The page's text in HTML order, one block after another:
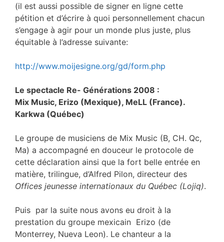
(il est aussi possible de signer en ligne cette
pétition et d’écrire à quoi personnellement chacun
s’engage à agir pour un monde plus juste, plus
équitable à l’adresse suivante:
http://www.moijesigne.org/gd/form.php
Le spectacle Re- Générations 2008 :
Mix Music, Erizo (Mexique), MeLL (France).
Karkwa (Québec)
Le groupe de musiciens de Mix Music (B, CH. Qc,
Ma) a accompagné en douceur le protocole de
cette déclaration ainsi que la fort belle entrée en
matière, trilingue, d’Alfred Pilon, directeur des
Offices jeunesse internationaux du Québec (Lojiq).
Puis par la suite nous avons eu droit à la
prestation du groupe mexicain Erizo (de
Monterrey, Nueva Leon). Le chanteur a la